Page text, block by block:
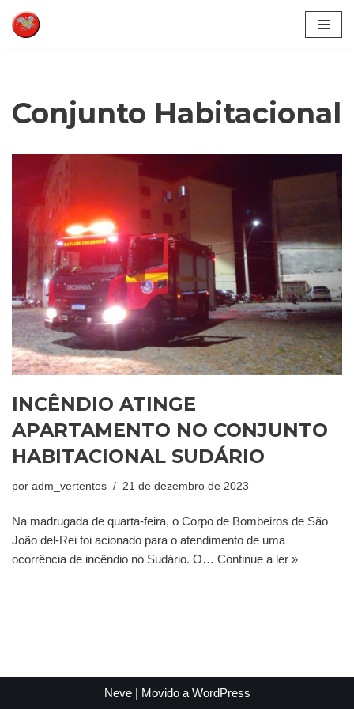
Pular
Conjunto Habitacional
INCÊNDIO ATINGE
APARTAMENTO NO CONJUNTO
HABITACIONAL SUDÁRIO
por adm_vertentes 21 de dezembro de 2023
Na madrugada de quarta-feira, o Corpo de Bombeiros de São
João del-Rei foi acionado para o atendimento de uma
ocorrência de incêndio no Sudário. O… Continue a ler »
Neve| Movido a WordPress